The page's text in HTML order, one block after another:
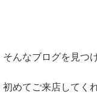
そんなブログを見つ
初めてご来店してく